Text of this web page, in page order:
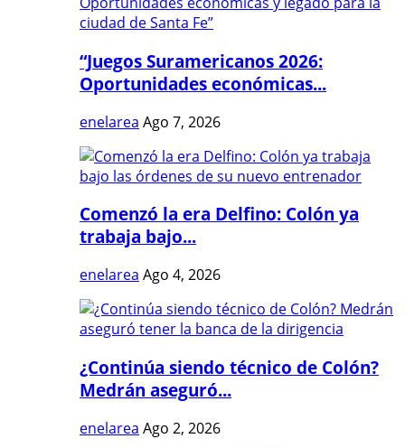
“Juegos Suramericanos 2026:
Oportunidades económicas...
enelarea Ago 7, 2026
Comenzó la era Delfino: Colón ya
trabaja bajo...
enelarea Ago 4, 2026
¿Continúa siendo técnico de Colón?
Medrán aseguró...
enelarea Ago 2, 2026